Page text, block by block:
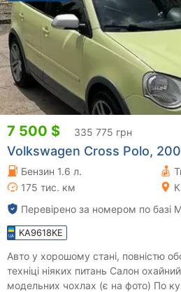
7 500 $ 335 775 грн
Volkswagen Cross Polo,
Бензин 1.6 л.
175 тис. км
Перевірено за номером по базі
KA9618KE
Авто у хорошому стані, повністю
техніці ніяких питань Салон
модельних чохлах (є на фото) По